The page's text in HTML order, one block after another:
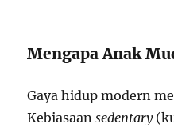
Mengapa Anak
Gaya hidup modern
Kebiasaansedentary